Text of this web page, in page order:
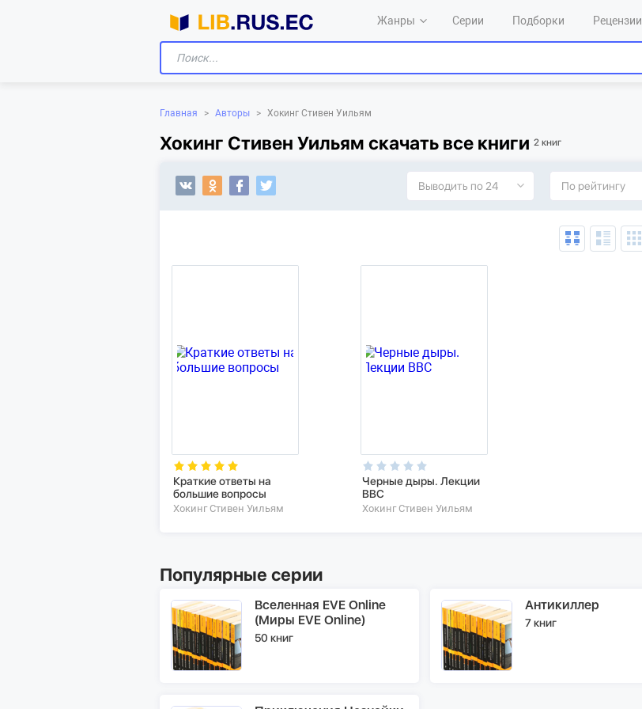
Жанры Серии Подборки Рецензии
Главная > Авторы > Хокинг Стивен Уильям
Хокинг Стивен Уильям скачать все книги 2 книг
Выводить по 24 По рейтингу
Краткие ответы на
большие вопросы
Хокинг Стивен Уильям
Черные дыры. Лекции
BBC
Хокинг Стивен Уильям
Популярные серии
Вселенная EVE Online
(Миры EVE Online)
50 книг
Антикиллер
7 книг